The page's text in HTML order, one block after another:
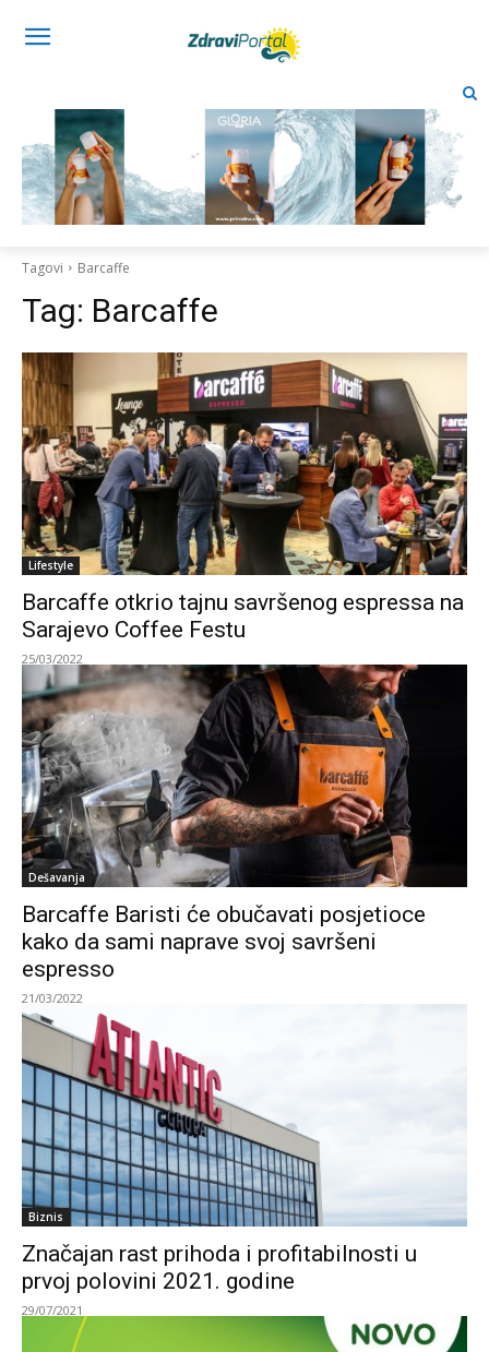
Tagovi Barcaffe
Tag: Barcaffe
Lifestyle
Barcaffe otkrio tajnu savršenog espressa na
Sarajevo Coffee Festu
25/03/2022
Dešavanja
Barcaffe Baristi će obučavati posjetioce
kako da sami naprave svoj savršeni
espresso
21/03/2022
Biznis
Značajan rast prihoda i profitabilnosti u
prvoj polovini 2021. godine
29/07/2021